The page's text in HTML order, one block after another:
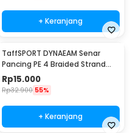
+ Keranjang
TaffSPORT DYNAEAM Senar
Pancing PE 4 Braided Strand
Fishing Line 100M 0.6 - FM10
Rp15.000
Rp32.900 55%
+ Keranjang